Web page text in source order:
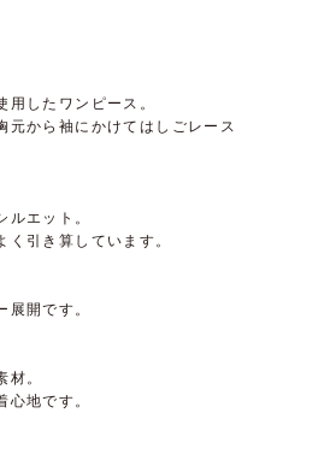
したワンピース。
元から袖にかけてはしごレース
エット。
引き算しています。
開です。
。
地です。